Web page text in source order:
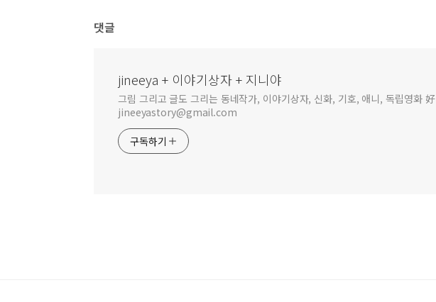
댓글
jineeya + 이야기상자 + 지니야
그림 그리고 글도 그리는 동네작가, 이야기상자, 신화, 기호, 애니, 독립영화 好
jineeyastory@gmail.com
구독하기